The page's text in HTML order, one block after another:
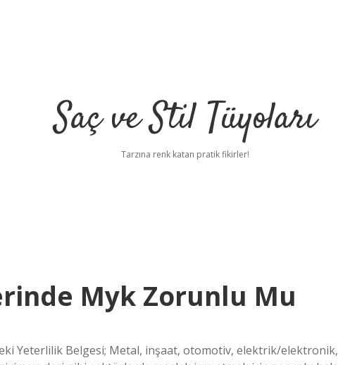
Saç ve Stil Tüyoları
Tarzına renk katan pratik fikirler!
Myk Zorunlu Mu
Yeterlilik Belgesi; Metal, inşaat, otomotiv, elektrik/elektronik,